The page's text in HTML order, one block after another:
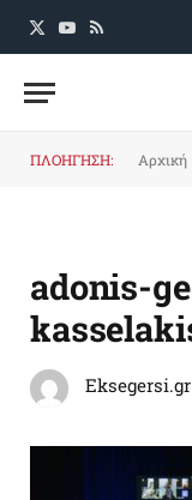
X
YouTube
RSS
ΠΛΟΗΓΗΣΗ: Αρχική
adonis-
Eksegersi.gr